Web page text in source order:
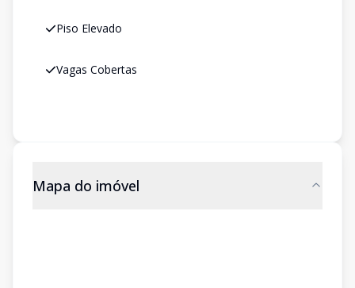
Piso Elevado
Vagas Cobertas
Mapa do imóvel